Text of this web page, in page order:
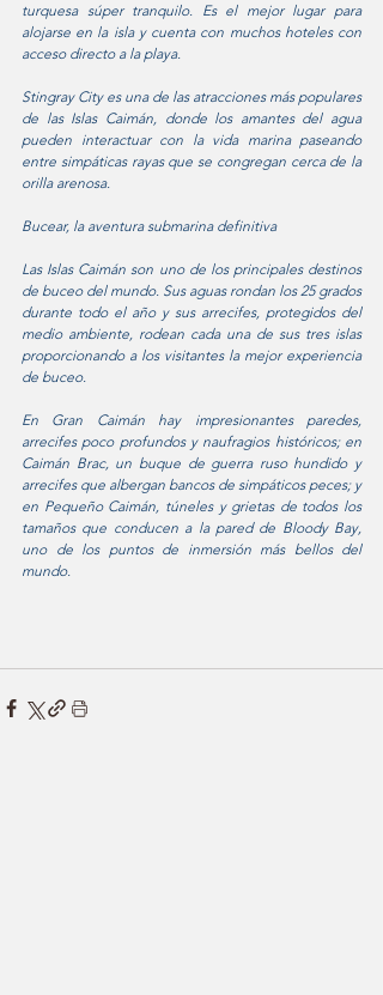
turquesa súper tranquilo. Es el mejor lugar para
alojarse en la isla y cuenta con muchos hoteles con
acceso directo a la playa.
Stingray City es una de las atracciones más populares
de las Islas Caimán, donde los amantes del agua
pueden interactuar con la vida marina paseando
entre simpáticas rayas que se congregan cerca de la
orilla arenosa.
Bucear, la aventura submarina definitiva
Las Islas Caimán son uno de los principales destinos
de buceo del mundo. Sus aguas rondan los 25 grados
durante todo el año y sus arrecifes, protegidos del
medio ambiente, rodean cada una de sus tres islas
proporcionando a los visitantes la mejor experiencia
de buceo.
En Gran Caimán hay impresionantes paredes,
arrecifes poco profundos y naufragios históricos; en
Caimán Brac, un buque de guerra ruso hundido y
arrecifes que albergan bancos de simpáticos peces; y
en Pequeño Caimán, túneles y grietas de todos los
tamaños que conducen a la pared de Bloody Bay,
uno de los puntos de inmersión más bellos del
mundo.